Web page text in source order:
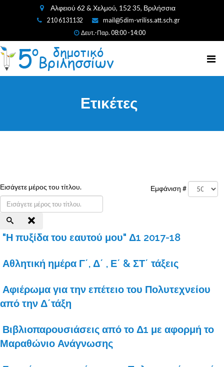
Αλφειού 62 & Χελμού, 152 35, Βριλήσσια
210 6131132
mail@5dim-vriliss.att.sch.gr
Δευτ.-Παρ. 08:00 -14:00
Ετικέτες
Εισάγετε μέρος του τίτλου. Εμφάνιση #
"Η πυξίδα του εαυτού μου" Δ1 2017-18
Αθλητική ημέρα Γ΄, Δ΄ , Ε΄ & ΣΤ΄ τάξεις
Αφιέρωμα για την επέτειο του Πολυτεχνείου
από την Δ΄τάξη
Βιβλιοπαρουσιάσεις από το Δ1 με αφορμή το
Μαραθώνιο Ανάγνωσης